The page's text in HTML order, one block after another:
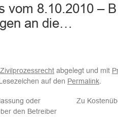
vom 8.10.2010 –
an die…
Zivilprozessrecht abgelegt und mit
auf den Permalink.
oder
den Betreiber
Zu